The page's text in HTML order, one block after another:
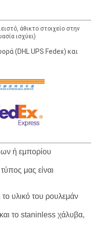
άθικτο στοιχείο στην
ισχύει)
(DHL UPS Fedex) και
ή εμπορίου
μας είναι
υλικό του ρουλεμάν
το staninless χάλυβα,